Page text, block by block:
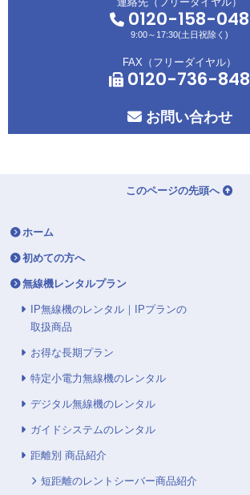
連絡先（フリーダイヤル）
0120-158-048
9:00～17:30(土日祝除く)
FAX（フリーダイヤル）
0120-736-848
お問い合わせ
このページの先頭へ
ホーム
初めての方へ
無線機レンタルプラン
IP無線機のレンタル｜IPプランの
取扱商品
お得な長期プラン
特定小電力無線機のレンタル
デジタル無線機のレンタル
ガイドシステムのレンタル
距離別 商品紹介
短距離のレントシーバー商品紹介